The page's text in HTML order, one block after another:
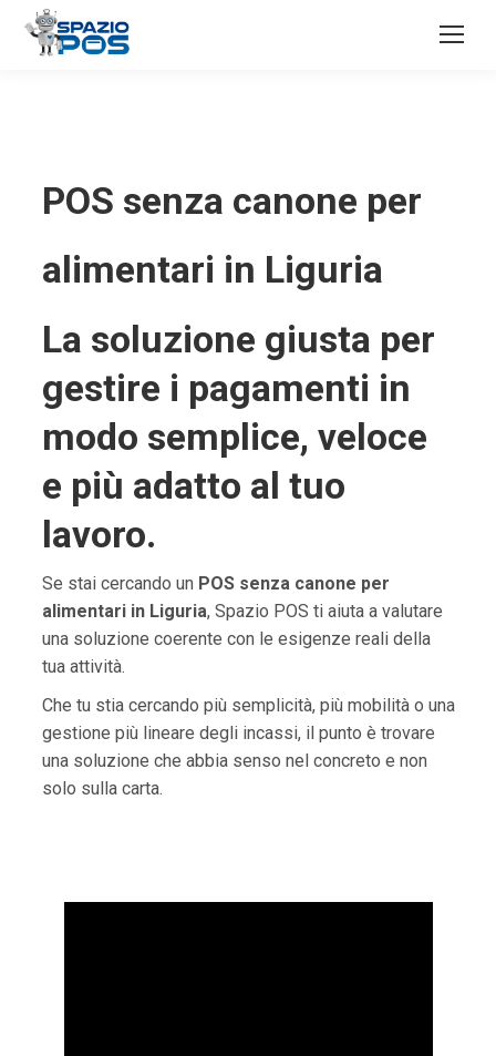
POS senza canone per
alimentari in Liguria
La soluzione giusta per
gestire i pagamenti in
modo semplice, veloce
e più adatto al tuo
lavoro.
Se stai cercando un POS senza canone per
alimentari in Liguria, Spazio POS ti aiuta a valutare
una soluzione coerente con le esigenze reali della
tua attività.
Che tu stia cercando più semplicità, più mobilità o una
gestione più lineare degli incassi, il punto è trovare
una soluzione che abbia senso nel concreto e non
solo sulla carta.